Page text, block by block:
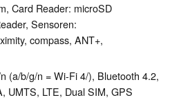
Card Reader: microSD
Sensoren:
compass, ANT+,
(a/b/g/n = Wi-Fi 4/), Bluetooth 4.2,
UMTS, LTE, Dual SIM, GPS